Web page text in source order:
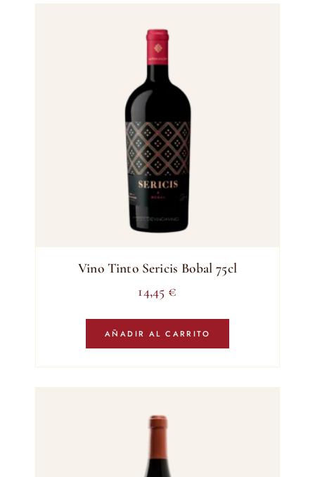
Vino Tinto Sericis Bobal 75cl
14,45 €
AÑADIR AL CARRITO